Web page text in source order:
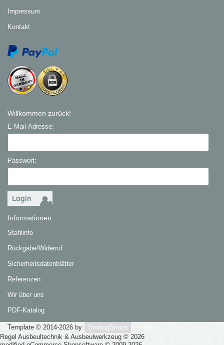
Impressum
Kontakt
Willkommen zurück!
E-Mail-Adresse:
Passwort:
Informationen
Stahlinfo
Rückgabe/Widerruf
Sicherheitsdatenblätter
Referenzen
Wir über uns
PDF-Katalog
Template © 2014-2026 by
SmilingShops
Regel Ausbeultechnik & Ausbeulwerkzeug © 2026